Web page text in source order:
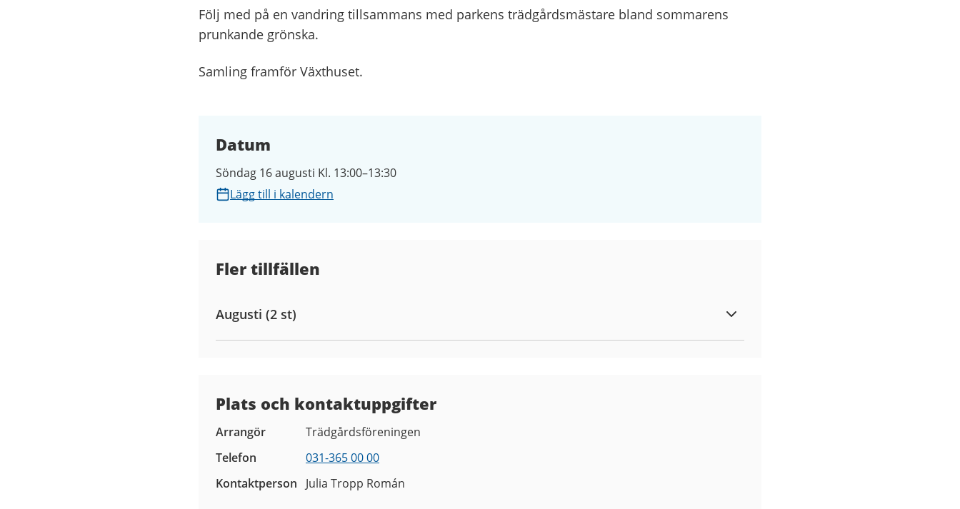
Följ med på en vandring tillsammans med parkens trädgårdsmästare bland sommarens
prunkande grönska.
Samling framför Växthuset.
Datum
Söndag 16 augusti Kl. 13:00–13:30
Lägg till i kalendern
Fler tillfällen
Augusti (2 st)
Plats och kontaktuppgifter
Arrangör
Trädgårdsföreningen
Telefon
031-365 00 00
Kontaktperson
Julia Tropp Román